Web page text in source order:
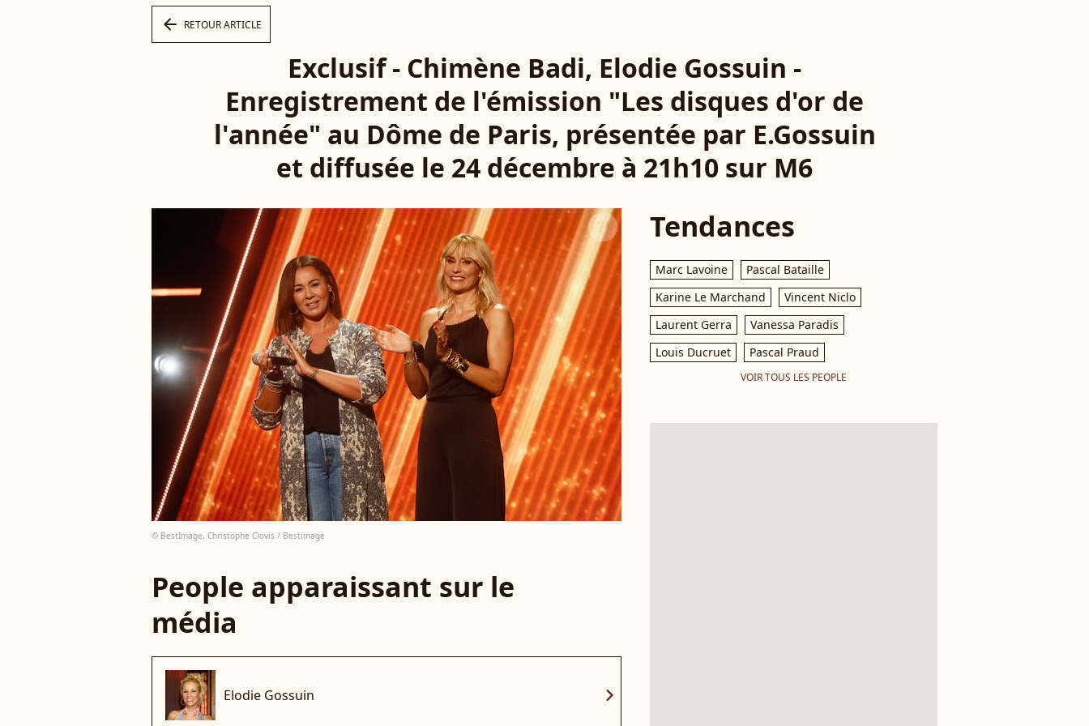
arrow_left RETOUR ARTICLE
Exclusif - Chimène Badi, Elodie Gossuin -
Enregistrement de l'émission "Les disques d'or de
l'année" au Dôme de Paris, présentée par E.Gossuin
et diffusée le 24 décembre à 21h10 sur M6
© BestImage, Christophe Clovis / Bestimage
People apparaissant sur le
média
Elodie Gossuin chevron_right
Tendances
Marc Lavoine
Pascal Bataille
Karine Le Marchand
Vincent Niclo
Laurent Gerra
Vanessa Paradis
Louis Ducruet
Pascal Praud
VOIR TOUS LES PEOPLE